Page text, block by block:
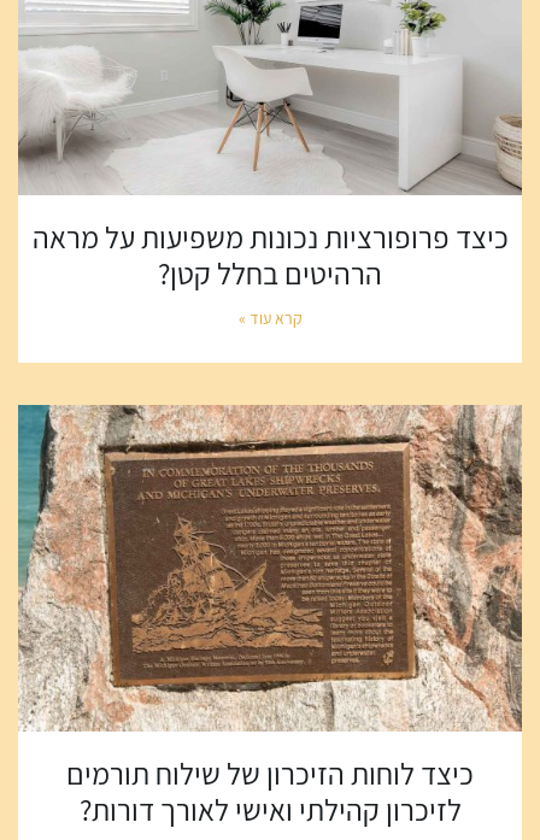
כיצד פרופורציות נכונות משפיעות על מראה
הרהיטים בחלל קטן?
קרא עוד »
כיצד לוחות הזיכרון של שילוח תורמים
לזיכרון קהילתי ואישי לאורך דורות?